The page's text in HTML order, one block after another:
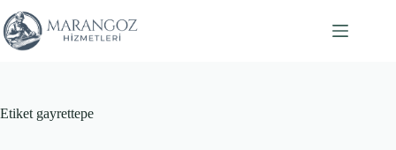
to
content
Etiket gayrettepe